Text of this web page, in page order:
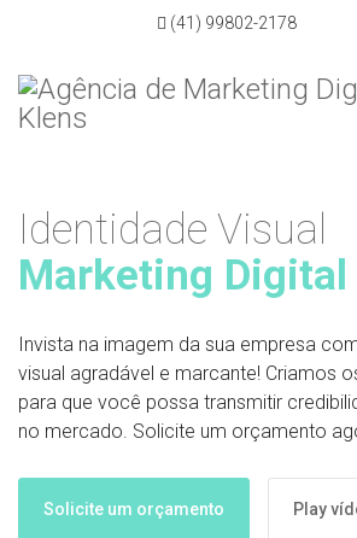
(41) 99802-2178
Identidade Visual
Marketing Digital
Invista na imagem da sua empresa
visual agradável e marcante! Criamos
para que você possa transmitir
no mercado. Solicite um orçamento
Solicite um orçamento Play